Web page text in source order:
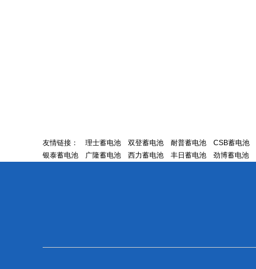
友情链接： 理士蓄电池 双登蓄电池 耐普蓄电池 CSB蓄电池
银泰蓄电池
广隆蓄电池 西力蓄电池 丰日蓄电池 劲博蓄电池